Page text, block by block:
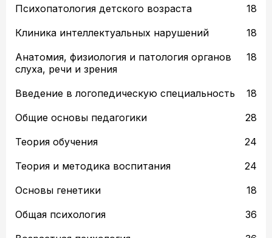
Психопатология детского возраста
18
Клиника интеллектуальных нарушений
18
Анатомия, физиология и патология органов
слуха, речи и зрения
18
Введение в логопедическую специальность
18
Общие основы педагогики
28
Теория обучения
24
Теория и методика воспитания
24
Основы генетики
18
Общая психология
36